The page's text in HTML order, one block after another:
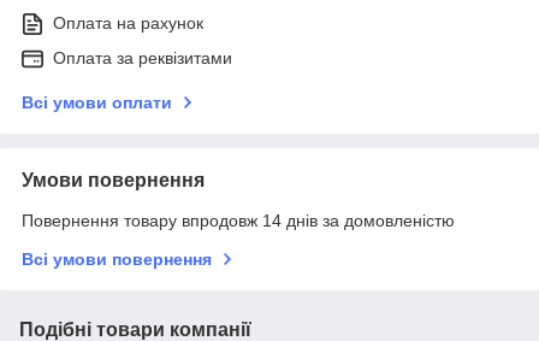
Оплата на рахунок
Оплата за реквізитами
Всі умови оплати
Умови повернення
Повернення товару впродовж 14 днів за домовленістю
Всі умови повернення
Подібні товари компанії